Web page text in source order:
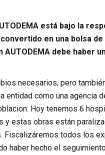
está bajo la
en una bolsa
debe haber
necesarios, pero
entidad como una agencia
Hoy tenemos 6
estas obras están
Fiscalizáremos todos los
haber hecho el